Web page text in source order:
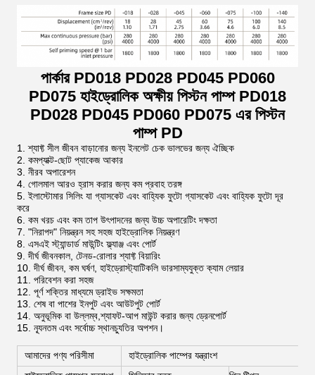
পার্কার PD018 PD028 PD045 PD060
PD075 হাইড্রোলিক অক্ষীয় পিস্টন পাম্প PD018
PD028 PD045 PD060 PD075 এর পিস্টন
পাম্প PD
শ্যাফ্ট সীল জীবন বাড়ানোর জন্য ইনলেট চেক ভালভের জন্য ঐচ্ছিক
কমপ্যাক্ট-ছোট প্যাকেজ আকার
নীরব অপারেশন
গোলমাল আরও হ্রাস করার জন্য কম প্রবাহ তরঙ্গ
ইলাস্টোমার সিলিং যা গ্যাসকেট এবং বাহ্যিক ফুটো গ্যাসকেট এবং বাহ্যিক ফুটো দূর
করে
কম খরচ এবং কম তাপ উৎপাদনের জন্য উচ্চ অপারেটিং দক্ষতা
"নিরাপদ" নিয়ন্ত্রন সহ সহজ হাইড্রোলিক নিয়ন্ত্রণ
এসএই স্ট্যান্ডার্ড মাউন্টিং ফ্ল্যাঞ্জ এবং পোর্ট
দীর্ঘ জীবনকাল, টেনড-রোলার শ্যাফ্ট বিয়ারিং
দীর্ঘ জীবন, কম ঘর্ষণ, হাইড্রোস্ট্যাটিকলি ভারসাম্যযুক্ত ক্যাম লেয়ার
পরিবেশন করা সহজ
পূর্ণ শক্তির মাধ্যমে ড্রাইভ সক্ষমতা
শেষ বা পাশের ইনপুট এবং আউটপুট পোর্ট
অনুভূমিক বা উল্লম্ব,শ্যাফট-আপ মাউন্ট করার জন্য ড্রেনপোর্ট
ন্যূনতম এবং সর্বোচ্চ স্থানচ্যুতির অপশন।
আমাদের পণ্য পরিসীমা
হাইড্রোলিক পাম্পের যন্ত্রাংশ